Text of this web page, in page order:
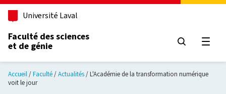
Aller au contenu principal
Université Laval
Faculté des sciences
et de génie
Accueil Faculté Actualités
L'Académie de la transformation numérique
voit le jour